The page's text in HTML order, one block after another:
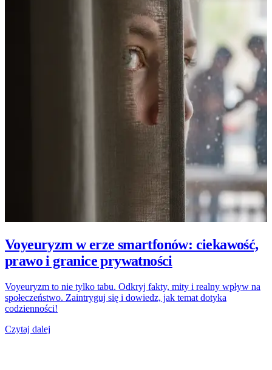
Voyeuryzm w erze smartfonów: ciekawość,
prawo i granice prywatności
Voyeuryzm to nie tylko tabu. Odkryj fakty, mity i realny wpływ na
społeczeństwo. Zaintryguj się i dowiedz, jak temat dotyka
codzienności!
Czytaj dalej